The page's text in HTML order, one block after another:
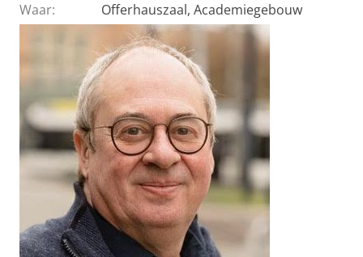
Waar:
Offerhauszaal, Academiegebouw